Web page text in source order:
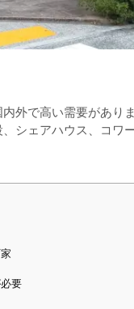
外で高い需要があり
シェアハウス、コワ
要